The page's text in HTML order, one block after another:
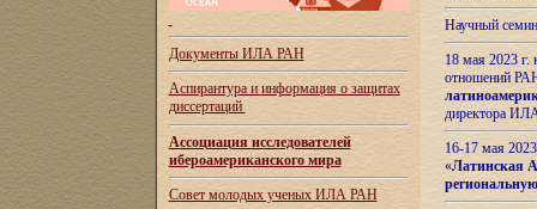
Документы ИЛА РАН
Аспирантура и информация о защитах
диссертаций
Ассоциация исследователей
ибероамериканского мира
Совет молодых ученых ИЛА РАН
Научный
18 мая 2023
отношений
директора
16-17 мая
«Латинская